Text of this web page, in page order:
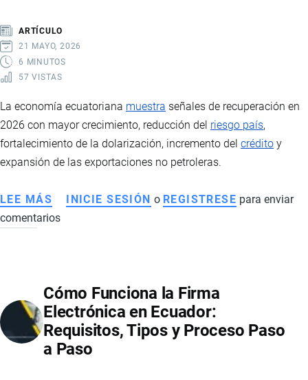
PERSPECTIVAS
ARTÍCULO
21 MAYO, 2026
6 MINUTOS
57 VISTAS
La economía ecuatoriana muestra señales de recuperación en
2026 con mayor crecimiento, reducción del riesgo país,
fortalecimiento de la dolarización, incremento del crédito y
expansión de las exportaciones no petroleras.
LEE MÁS SOBRE
ECONOMÍA
2026:
SEÑALES
DE
RECUPERACIÓN,
INICIE SESIÓN o REGISTRESE para enviar
comentarios
Cómo Funciona la Firma
Electrónica en Ecuador:
Requisitos, Tipos y Proceso Paso
a Paso